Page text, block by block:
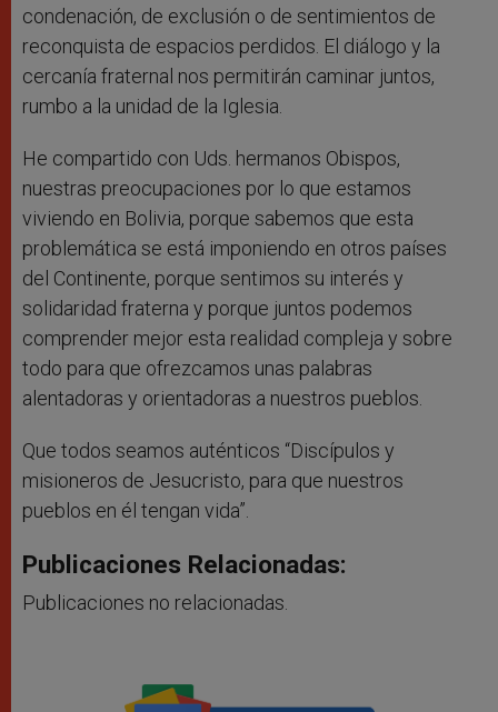
condenación, de exclusión o de sentimientos de
reconquista de espacios perdidos. El diálogo y la
cercanía fraternal nos permitirán caminar juntos,
rumbo a la unidad de la Iglesia.
He compartido con Uds. hermanos Obispos,
nuestras preocupaciones por lo que estamos
viviendo en Bolivia, porque sabemos que esta
problemática se está imponiendo en otros países
del Continente, porque sentimos su interés y
solidaridad fraterna y porque juntos podemos
comprender mejor esta realidad compleja y sobre
todo para que ofrezcamos unas palabras
alentadoras y orientadoras a nuestros pueblos.
Que todos seamos auténticos “Discípulos y
misioneros de Jesucristo, para que nuestros
pueblos en él tengan vida”.
Publicaciones Relacionadas:
Publicaciones no relacionadas.